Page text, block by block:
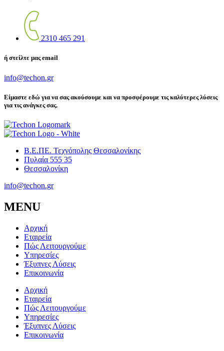
2310 465 291
ή στείλτε μας email
info@techon.gr
Είμαστε εδώ για να σας ακούσουμε και να προσφέρουμε τις καλύτερες λύσεις
για τις ανάγκες σας.
Β.Ε.ΠΕ. Τεχνόπολης Θεσσαλονίκης
Πυλαία 555 35
Θεσσαλονίκη
info@techon.gr
MENU
Αρχική
Εταιρεία
Πώς Λειτουργούμε
Υπηρεσίες
Έξυπνες Λύσεις
Επικοινωνία
Αρχική
Εταιρεία
Πώς Λειτουργούμε
Υπηρεσίες
Έξυπνες Λύσεις
Επικοινωνία